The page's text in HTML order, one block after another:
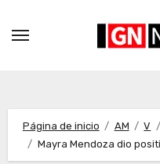
Página de inicio AM V
Mayra Mendoza dio